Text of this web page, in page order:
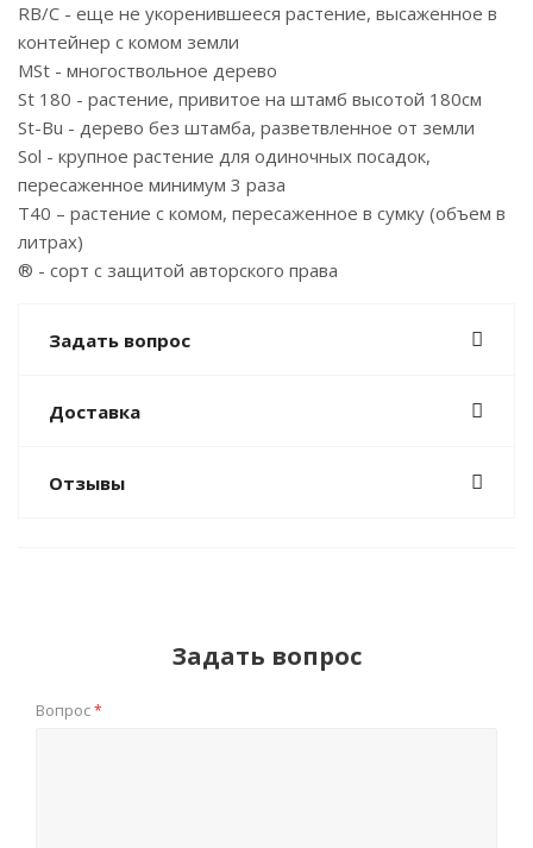
RB/C - еще не укоренившееся растение, высаженное в
контейнер с комом земли
MSt - многоствольное дерево
St 180 - растение, привитое на штамб высотой 180см
St-Bu - дерево без штамба, разветвленное от земли
Sol - крупное растение для одиночных посадок,
пересаженное минимум 3 раза
T40 – растение с комом, пересаженное в сумку (объем в
литрах)
® - сорт с защитой авторского права
Задать вопрос
Доставка
Отзывы
Задать вопрос
Вопрос*